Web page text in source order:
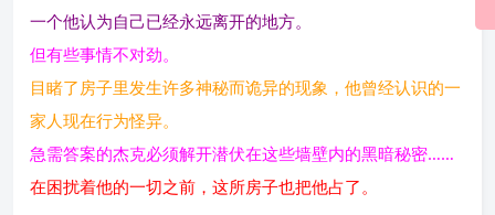
一个他认为自己已经永远离开的地方。
但有些事情不对劲。
目睹了房子里发生许多神秘而诡异的现象，他曾经认识的一
家人现在行为怪异。
急需答案的杰克必须解开潜伏在这些墙壁内的黑暗秘密……
在困扰着他的一切之前，这所房子也把他占了。